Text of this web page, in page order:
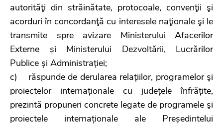
autorităţi din străinătate, protocoale, convenţii şi
acorduri în concordanţă cu interesele naţionale şi le
transmite spre avizare Ministerului Afacerilor
Externe și Ministerului Dezvoltării, Lucrărilor
Publice și Administrației;
c) răspunde de derularea relațiilor, programelor şi
proiectelor internaționale cu județele înfrățite,
prezintă propuneri concrete legate de programele şi
proiectele internaționale ale Președintelui